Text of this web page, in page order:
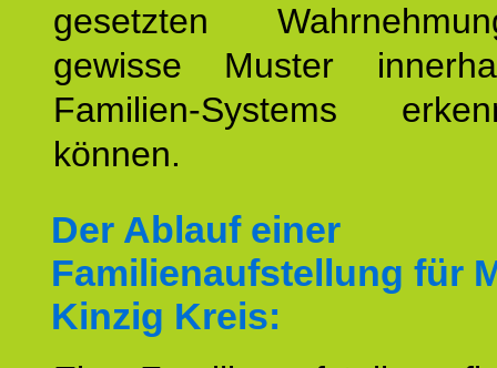
gesetzten
gewisse Muster
Familien-Systems
können.
Der Ablauf einer
Familienaufstellung für
Kinzig Kreis: